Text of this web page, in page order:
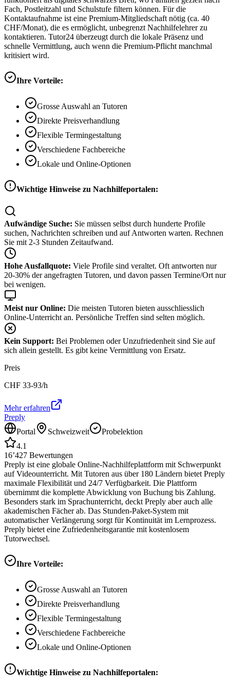
Fach, Postleitzahl und Schulstufe filtern können. Für die
Kontaktaufnahme ist eine Premium-Mitgliedschaft nötig (ca. 40
CHF/Monat), die es ermöglicht, unbegrenzt Nachhilfelehrer zu
kontaktieren. Tutor24 überzeugt durch die lokale Präsenz und
schnelle Vermittlung, auch wenn die Premium-Pflicht manchmal
kritisiert wird.
Ihre Vorteile:
Grosse Auswahl an Tutoren
Direkte Preisverhandlung
Flexible Termingestaltung
Verschiedene Fachbereiche
Lokale und Online-Optionen
Wichtige Hinweise zu Nachhilfeportalen:
Aufwändige Suche: Sie müssen selbst durch hunderte Profile
suchen, Nachrichten schreiben und auf Antworten warten. Rechnen
Sie mit 2-3 Stunden Zeitaufwand.
Hohe Ausfallquote: Viele Profile sind veraltet. Oft antworten nur
20-30% der angefragten Tutoren, und davon passen Termine/Ort nur
bei wenigen.
Meist nur Online: Die meisten Tutoren bieten ausschliesslich
Online-Unterricht an. Persönliche Treffen sind selten möglich.
Kein Support: Bei Problemen oder Unzufriedenheit sind Sie auf
sich allein gestellt. Es gibt keine Vermittlung von Ersatz.
Preis
CHF 33-93/h
Mehr erfahren
Preply
Portal
Schweizweit
Probelektion
4.1
16’427 Bewertungen
Preply ist eine globale Online-Nachhilfeplattform mit Schwerpunkt
auf Videounterricht. Mit Tutoren aus über 180 Ländern bietet Preply
maximale Flexibilität und 24/7 Verfügbarkeit. Die Plattform
übernimmt die komplette Abwicklung von Buchung bis Zahlung.
Besonders stark im Sprachunterricht, deckt Preply aber auch alle
akademischen Fächer ab. Das Stunden-Paket-System mit
automatischer Verlängerung sorgt für Kontinuität im Lernprozess.
Preply bietet eine Zufriedenheitsgarantie mit kostenlosem
Tutorwechsel.
Ihre Vorteile:
Grosse Auswahl an Tutoren
Direkte Preisverhandlung
Flexible Termingestaltung
Verschiedene Fachbereiche
Lokale und Online-Optionen
Wichtige Hinweise zu Nachhilfeportalen: